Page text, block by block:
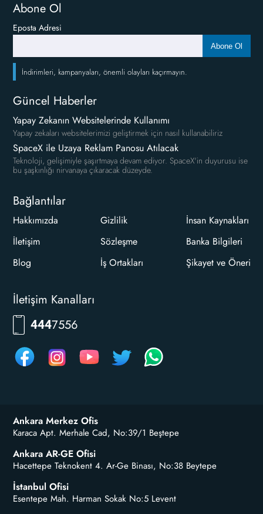
Abone Ol
Eposta Adresi
Abone Ol
İndirimleri, kampanyaları, önemli olayları kaçırmayın.
Güncel Haberler
Yapay Zekanın Websitelerinde Kullanımı
Yapay zekaları websitelerimizi geliştirmek için nasıl kullanabiliriz
SpaceX ile Uzaya Reklam Panosu Atılacak
Teknoloji, gelişimiyle şaşırtmaya devam ediyor. SpaceX'in duyurusu ise
bu şaşkınlığı nirvanaya çıkaracak düzeyde.
Bağlantılar
Hakkımızda
İletişim
Blog
Gizlilik
Sözleşme
İş Ortakları
İnsan Kaynakları
Banka Bilgileri
Şikayet ve Öneri
İletişim Kanalları
4447556
Ankara Merkez Ofis
Karaca Apt. Merhale Cad, No:39/1 Beştepe
Ankara AR-GE Ofisi
Hacettepe Teknokent 4. Ar-Ge Binası, No:38 Beytepe
İstanbul Ofisi
Esentepe Mah. Harman Sokak No:5 Levent